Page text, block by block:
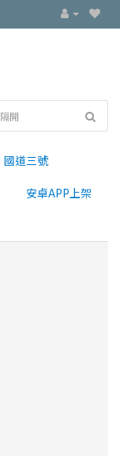
國道三號
安卓APP上架